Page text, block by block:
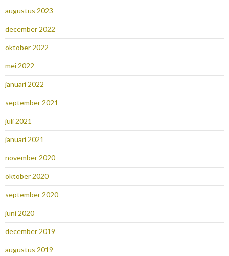
augustus 2023
december 2022
oktober 2022
mei 2022
januari 2022
september 2021
juli 2021
januari 2021
november 2020
oktober 2020
september 2020
juni 2020
december 2019
augustus 2019